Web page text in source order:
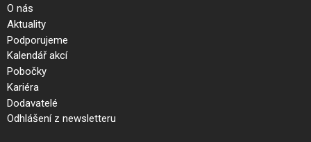
O nás
Aktuality
Podporujeme
Kalendář akcí
Pobočky
Kariéra
Dodavatelé
Odhlášení z newsletteru